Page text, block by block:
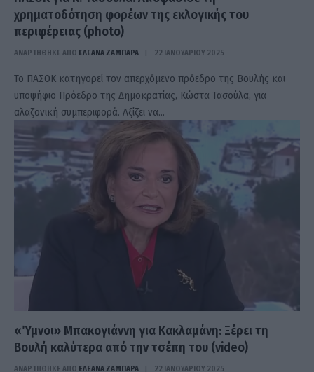
χρηματοδότηση φορέων της εκλογικής του
περιφέρειας (photo)
ΑΝΑΡΤΗΘΗΚΕ ΑΠΟ ΕΛΕΑΝΑ ΖΑΜΠΑΡΑ 22 ΙΑΝΟΥΑΡΊΟΥ 2025
Το ΠΑΣΟΚ κατηγορεί τον απερχόμενο πρόεδρο της Βουλής και
υποψήφιο Πρόεδρο της Δημοκρατίας, Κώστα Τασούλα, για
αλαζονική συμπεριφορά. Αξίζει να…
«Ύμνοι» Μπακογιάννη για Κακλαμάνη: Ξέρει τη
Βουλή καλύτερα από την τσέπη του (video)
ΑΝΑΡΤΗΘΗΚΕ ΑΠΟ ΕΛΕΑΝΑ ΖΑΜΠΑΡΑ 22 ΙΑΝΟΥΑΡΊΟΥ 2025